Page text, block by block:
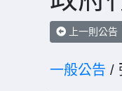
上一則公告
一般公告 /